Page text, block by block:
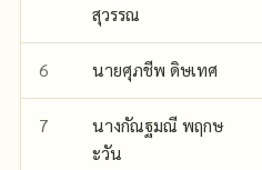
สุวรรณ
6 นายศุภชีพ ดิษเทศ
7
นางกัณฐมณี พฤกษ
ะวัน